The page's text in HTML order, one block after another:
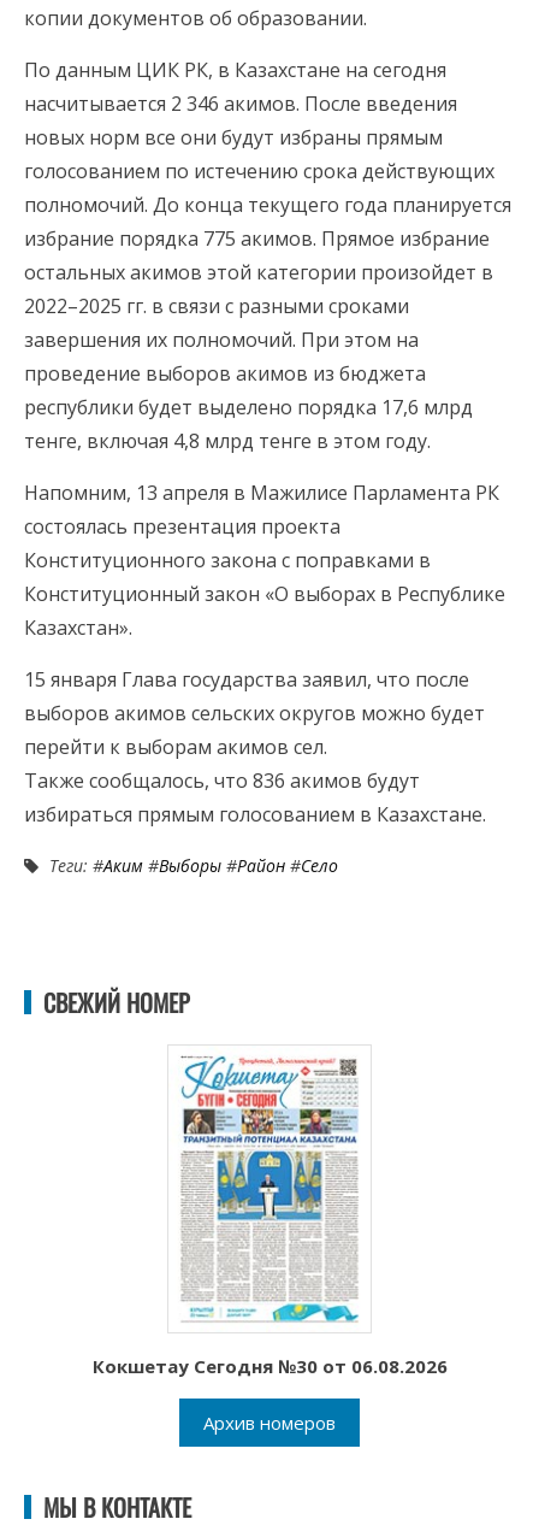
копии документов об образовании.
По данным ЦИК РК, в Казахстане на сегодня
насчитывается 2 346 акимов. После введения
новых норм все они будут избраны прямым
голосованием по истечению срока действующих
полномочий. До конца текущего года планируется
избрание порядка 775 акимов. Прямое избрание
остальных акимов этой категории произойдет в
2022–2025 гг. в связи с разными сроками
завершения их полномочий. При этом на
проведение выборов акимов из бюджета
республики будет выделено порядка 17,6 млрд
тенге, включая 4,8 млрд тенге в этом году.
Напомним, 13 апреля в Мажилисе Парламента РК
состоялась презентация проекта
Конституционного закона с поправками в
Конституционный закон «О выборах в Республике
Казахстан».
15 января Глава государства заявил, что после
выборов акимов сельских округов можно будет
перейти к выборам акимов сел.
Также сообщалось, что 836 акимов будут
избираться прямым голосованием в Казахстане.
Теги: #Аким #Выборы #Район #Село
СВЕЖИЙ НОМЕР
Кокшетау Сегодня №30 от 06.08.2026
Архив номеров
МЫ В КОНТАКТЕ